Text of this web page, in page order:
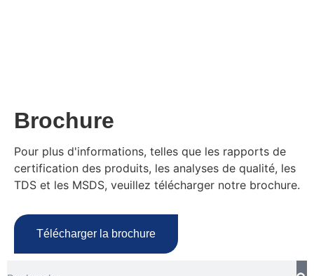
Brochure
Pour plus d'informations, telles que les rapports de
certification des produits, les analyses de qualité, les
TDS et les MSDS, veuillez télécharger notre brochure.
Télécharger la brochure